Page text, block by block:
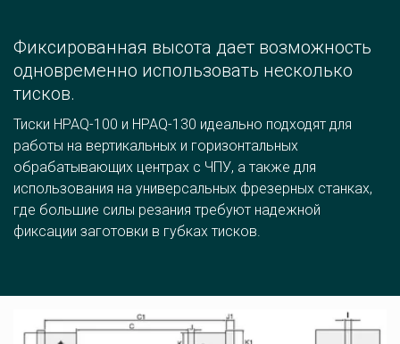
Фиксированная высота дает возможность
одновременно использовать несколько
тисков.
Тиски HPAQ-100 и HPAQ-130 идеально подходят для
работы на вертикальных и горизонтальных
обрабатывающих центрах с ЧПУ, а также для
использования на универсальных фрезерных станках,
где большие силы резания требуют надежной
фиксации заготовки в губках тисков.